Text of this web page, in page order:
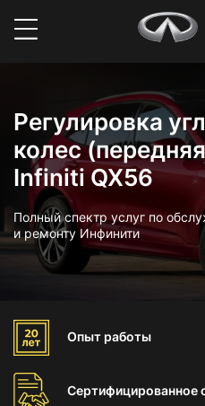
Регулировка
колес
Infiniti QX56
Полный спектр услуг по
и ремонту Инфинити
Опыт работы
Сертифицированное